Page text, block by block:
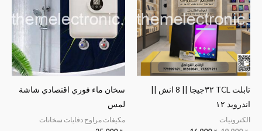
تابلت TCL ٣٢جيجا || 8 انش ||
اندرويد ١٢
الكترونيات
سخان ماء فوري اقتصادي شاشة
لمس
مكيفات مراوح دفايات سخانات